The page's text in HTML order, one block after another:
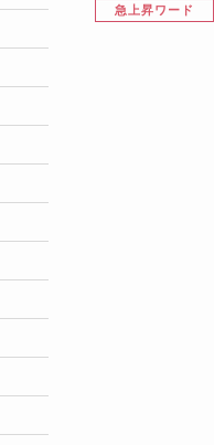
急上昇ワード